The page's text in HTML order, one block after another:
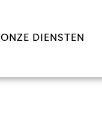
ONZE DIENSTEN